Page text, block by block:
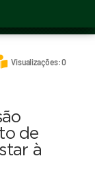
Visualizações: 0
de
à